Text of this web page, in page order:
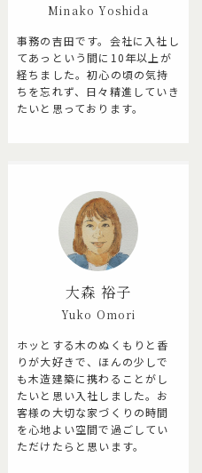
Minako Yoshida
事務の吉田です。会社に入社し
てあっという間に10年以上が
経ちました。初心の頃の気持
ちを忘れず、日々精進していき
たいと思っております。
大森 裕子
Yuko Omori
ホッとする木のぬくもりと香
りが大好きで、ほんの少しで
も木造建築に携わることがし
たいと思い入社しました。お
客様の大切な家づくりの時間
を心地よい空間で過ごしてい
ただけたらと思います。